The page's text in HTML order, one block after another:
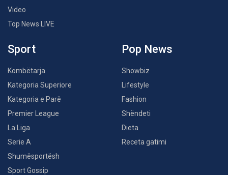
Video
Top News LIVE
Sport
Kombëtarja
Kategoria Superiore
Kategoria e Parë
Premier League
La Liga
Serie A
Shumësportësh
Sport Gossip
Pop News
Showbiz
Lifestyle
Fashion
Shëndeti
Dieta
Receta gatimi